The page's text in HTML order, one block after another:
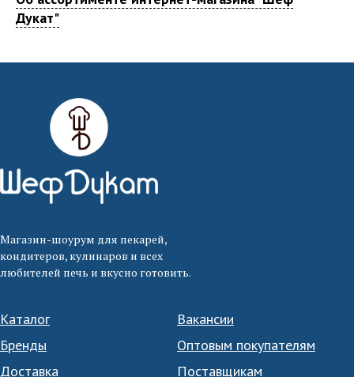
Дукат"
Магазин-шоурум для пекарей,
кондитеров, кулинаров и всех
любителей печь и вкусно готовить.
Каталог
Бренды
Доставка
Вакансии
Оптовым покупателям
Поставщикам